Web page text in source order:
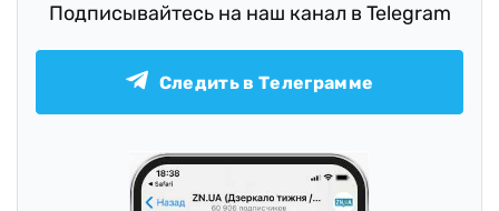
Подписывайтесь на наш канал в Telegram
Следить в Телеграмме